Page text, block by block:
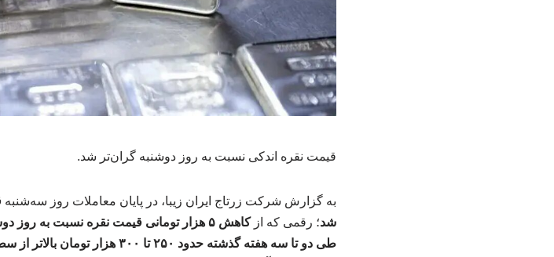
قیمت نقره اندکی نسبت به روز دوشنبه گران‌تر شد.
به گزارش شرکت زرتاج ایران زیبا، در پایان معاملات روز سه‌شنبه
شد؛ رقمی که ازکاهش ۵ هزار تومانی قیمت نقره نسبت به روز دوشنبه
طی دو تا سه هفته گذشته حدود ۲۵۰ تا ۳۰۰ هزار تومان بالاتر از سطح فعلی